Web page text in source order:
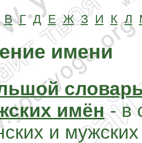
В Г Д Е Ж З И К Л
имени
имён- в
и